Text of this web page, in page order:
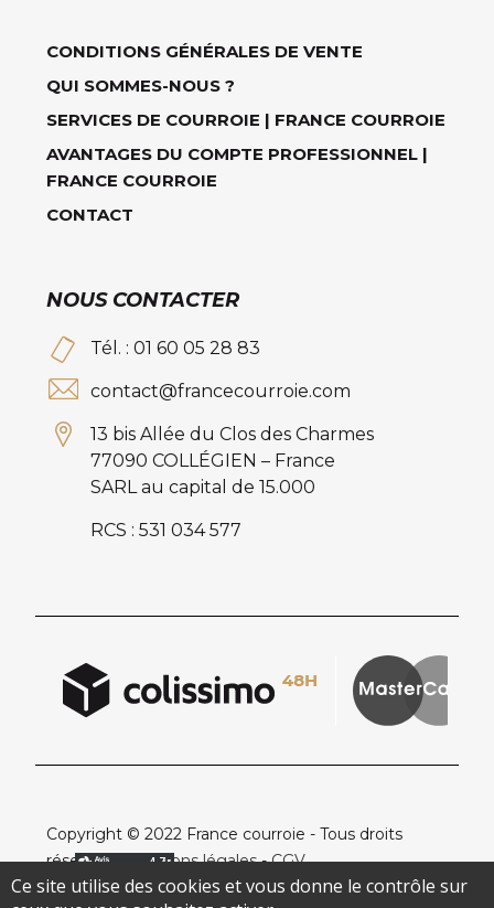
CONDITIONS GÉNÉRALES DE VENTE
QUI SOMMES-NOUS ?
SERVICES DE COURROIE | FRANCE COURROIE
AVANTAGES DU COMPTE PROFESSIONNEL |
FRANCE COURROIE
CONTACT
NOUS CONTACTER
Tél. : 01 60 05 28 83
contact@francecourroie.com
13 bis Allée du Clos des Charmes
77090 COLLÉGIEN – France
SARL au capital de 15.000
RCS : 531 034 577
Copyright © 2022 France courroie - Tous droits
réservés -
Mentions légales-CGV
Ce site utilise des cookies et vous donne le contrôle sur